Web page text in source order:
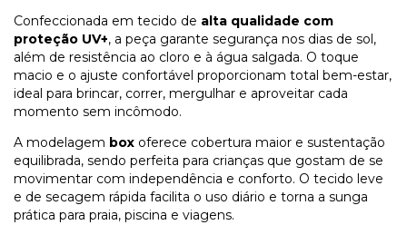
Confeccionada em tecido de alta qualidade com
proteção UV+, a peça garante segurança nos dias de sol,
além de resistência ao cloro e à água salgada. O toque
macio e o ajuste confortável proporcionam total bem-estar,
ideal para brincar, correr, mergulhar e aproveitar cada
momento sem incômodo.
A modelagem box oferece cobertura maior e sustentação
equilibrada, sendo perfeita para crianças que gostam de se
movimentar com independência e conforto. O tecido leve
e de secagem rápida facilita o uso diário e torna a sunga
prática para praia, piscina e viagens.